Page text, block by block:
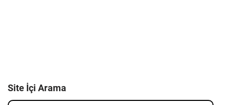
Site İçi Arama